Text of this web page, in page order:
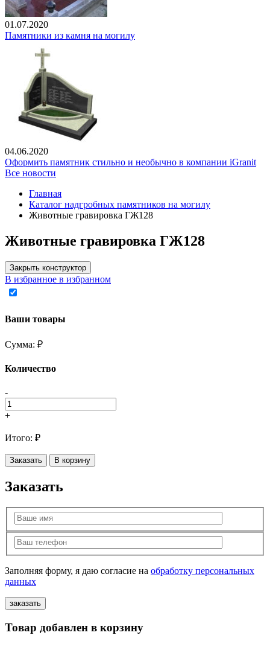
01.07.2020
Памятники из камня на могилу
04.06.2020
Оформить памятник стильно и необычно в компании iGranit
Все новости
Главная
Каталог надгробных памятников на могилу
Животные гравировка ГЖ128
Животные гравировка ГЖ128
Закрыть конструктор
В избранное в избранном
Ваши товары
Сумма: ₽
Количество
-
+
Итого: ₽
Заказать В корзину
Заказать
Заполняя форму, я даю согласие на обработку персональных
данных
Товар добавлен в корзину